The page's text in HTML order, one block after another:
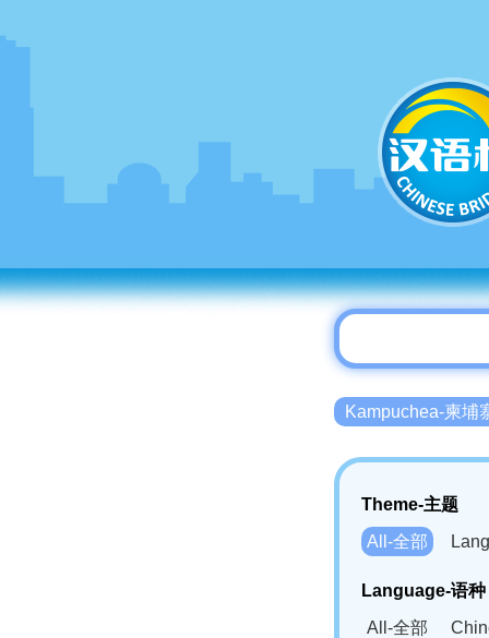
Kampuchea-柬埔
Theme-主题
All-全部
Language-语种
All-全部